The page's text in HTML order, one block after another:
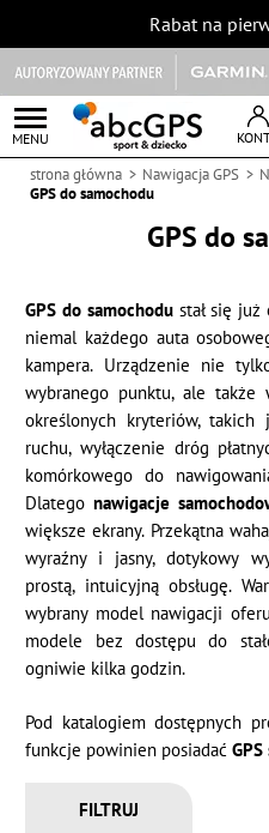
Rabat na
MENU
strona główna Nawigacja GPS
GPS do samochodu
GPS do
GPS do samochodustał się już
niemal każdego auta
kampera. Urządzenie nie
wybranego punktu, ale
określonych kryteriów, takich
ruchu, wyłączenie dróg
komórkowego do
Dlatego nawigacje
większe ekrany. Przekątna
wyraźny i jasny, dotykowy
prostą, intuicyjną obsługę.
wybrany model nawigacji
modele bez dostępu do
ogniwie kilka godzin.
Pod katalogiem dostępnych
funkcje powinien posiadać
FILTRUJ